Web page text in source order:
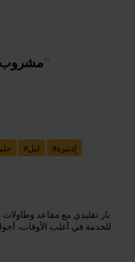
مشروب”
#ليل #إدنبرة
بار تقليدي مع مقاعد
للخدمة في أغلب الأوقات،